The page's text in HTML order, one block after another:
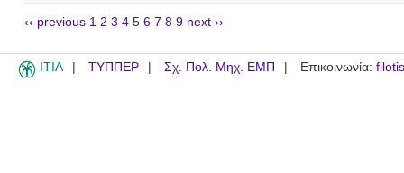
‹‹ previous 1 2 3 4 5 6 7 8 9 next ››
ITIA ΤΥΠΠΕΡ Σχ. Πολ. Μηχ. ΕΜΠ Επικοινωνία: